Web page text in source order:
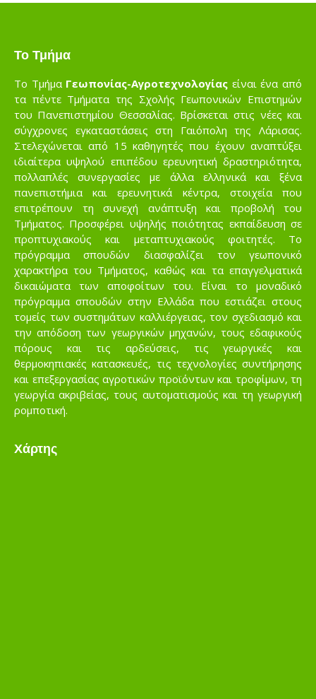
Το Τμήμα
Το Τμήμα Γεωπονίας-Αγροτεχνολογίας είναι ένα από
τα πέντε Τμήματα της Σχολής Γεωπονικών Επιστημών
του Πανεπιστημίου Θεσσαλίας. Βρίσκεται στις νέες και
σύγχρονες εγκαταστάσεις στη Γαιόπολη της Λάρισας.
Στελεχώνεται από 15 καθηγητές που έχουν αναπτύξει
ιδιαίτερα υψηλού επιπέδου ερευνητική δραστηριότητα,
πολλαπλές συνεργασίες με άλλα ελληνικά και ξένα
πανεπιστήμια και ερευνητικά κέντρα, στοιχεία που
επιτρέπουν τη συνεχή ανάπτυξη και προβολή του
Τμήματος. Προσφέρει υψηλής ποιότητας εκπαίδευση σε
προπτυχιακούς και μεταπτυχιακούς φοιτητές. Το
πρόγραμμα σπουδών διασφαλίζει τον γεωπονικό
χαρακτήρα του Τμήματος, καθώς και τα επαγγελματικά
δικαιώματα των αποφοίτων του. Είναι το μοναδικό
πρόγραμμα σπουδών στην Ελλάδα που εστιάζει στους
τομείς των συστημάτων καλλιέργειας, τον σχεδιασμό και
την απόδοση των γεωργικών μηχανών, τους εδαφικούς
πόρους και τις αρδεύσεις, τις γεωργικές και
θερμοκηπιακές κατασκευές, τις τεχνολογίες συντήρησης
και επεξεργασίας αγροτικών προϊόντων και τροφίμων, τη
γεωργία ακριβείας, τους αυτοματισμούς και τη γεωργική
ρομποτική.
Χάρτης